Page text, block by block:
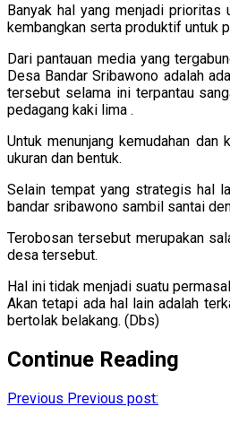
Banyak hal yang menjadi
kembangkan serta produktif untuk
Dari pantauan media yang
Desa Bandar Sribawono adalah
tersebut selama ini terpantau
pedagang kaki lima .
Untuk menunjang kemudahan
ukuran dan bentuk.
Selain tempat yang strategis hal
bandar sribawono sambil santai
Terobosan tersebut merupakan
desa tersebut.
Hal ini tidak menjadi suatu
Akan tetapi ada hal lain adalah
bertolak belakang. (Dbs)
Continue Reading
Previous Previous post: